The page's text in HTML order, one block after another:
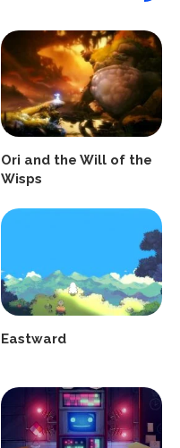
Ori and the Will of the
Wisps
Eastward